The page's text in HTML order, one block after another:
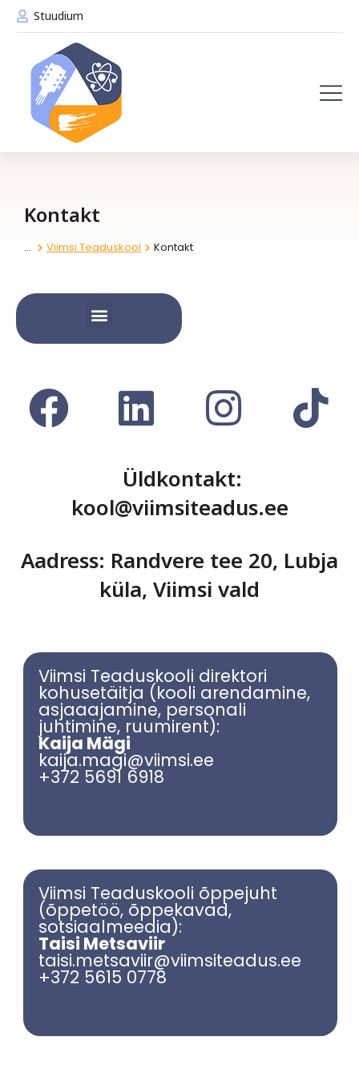
Stuudium
Kontakt
You are here:
Viimsi Teaduskool Kontakt
Üldkontakt:
kool@viimsiteadus.ee
Aadress: Randvere tee 20, Lubja
küla, Viimsi vald
Viimsi Teaduskooli direktori
kohusetäitja (kooli arendamine,
asjaaajamine, personali
juhtimine, ruumirent):
Kaija Mägi
kaija.magi@viimsi.ee
+372 5691 6918
Viimsi Teaduskooli õppejuht
(õppetöö, õppekavad,
sotsiaalmeedia):
Taisi Metsaviir
taisi.metsaviir@viimsiteadus.ee
+372 5615 0778